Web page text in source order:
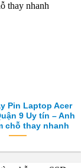
Pin Laptop Acer
9 Uy tín – Anh
chỗ thay nhanh